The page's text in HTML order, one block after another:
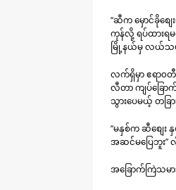
“ဆီက မှောင်ခိုစျ
ကုန်လို့ ရပ်ထားရ
မြို့နယ်မှ လယ်သမ
လက်ရှိမှာ ဧရာ၀
လီတာ ကျပ်ခြော
သွားပေမယ့် တခြ
“မနှစ်က ဆီစျေး
အဆင်မပြေဘူး
အခြောက်ကြဲသမ